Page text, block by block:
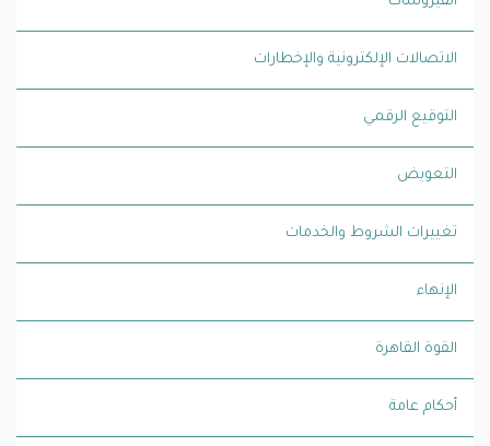
الاتصالات الإلكترونية والإخطارات
التوقيع الرقمي
التعويض
تغييرات الشروط والخدمات
الإنهاء
القوة القاهرة
أحكام عامة